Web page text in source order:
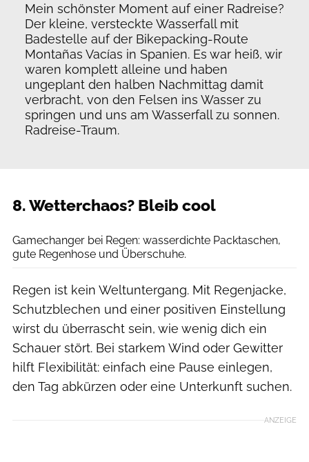
Mein schönster Moment auf einer Radreise?
Der kleine, versteckte Wasserfall mit
Badestelle auf der Bikepacking-Route
Montañas Vacías in Spanien. Es war heiß, wir
waren komplett alleine und haben
ungeplant den halben Nachmittag damit
verbracht, von den Felsen ins Wasser zu
springen und uns am Wasserfall zu sonnen.
Radreise-Traum.
8. Wetterchaos? Bleib cool
Gamechanger bei Regen: wasserdichte Packtaschen,
gute Regenhose und Überschuhe.
Regen ist kein Weltuntergang. Mit Regenjacke,
Schutzblechen und einer positiven Einstellung
wirst du überrascht sein, wie wenig dich ein
Schauer stört. Bei starkem Wind oder Gewitter
hilft Flexibilität: einfach eine Pause einlegen,
den Tag abkürzen oder eine Unterkunft suchen.
ANZEIGE